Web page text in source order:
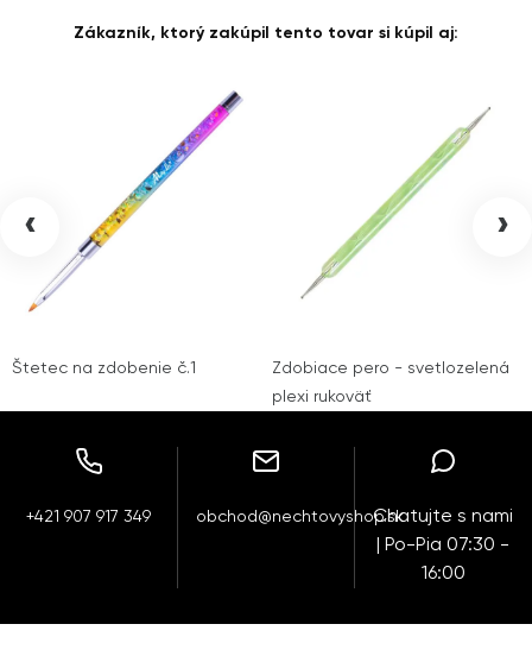
Zákazník, ktorý zakúpil tento tovar si kúpil aj:
Štetec na zdobenie č.1
Zdobiace pero - svetlozelená
plexi rukoväť
‹ ›
+421 907 917 349 obchod@nechtovyshop.skChatujte s nami
| Po-Pia 07:30 -
16:00